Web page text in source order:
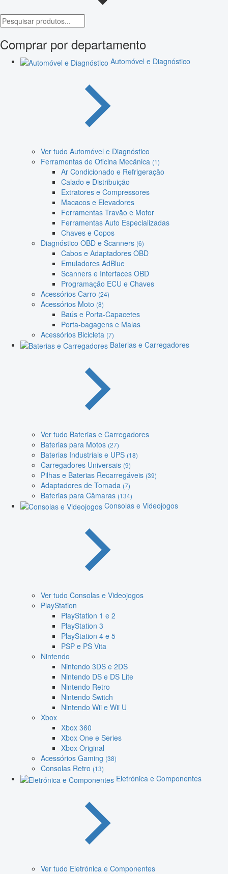
Comprar por departamento
Automóvel e Diagnóstico
Ver tudo Automóvel e Diagnóstico
Ferramentas de Oficina Mecânica (1)
Ar Condicionado e Refrigeração
Calado e Distribuição
Extratores e Compressores
Macacos e Elevadores
Ferramentas Travão e Motor
Ferramentas Auto Especializadas
Chaves e Copos
Diagnóstico OBD e Scanners (6)
Cabos e Adaptadores OBD
Emuladores AdBlue
Scanners e Interfaces OBD
Programação ECU e Chaves
Acessórios Carro (24)
Acessórios Moto (8)
Baús e Porta-Capacetes
Porta-bagagens e Malas
Acessórios Bicicleta (7)
Baterias e Carregadores
Ver tudo Baterias e Carregadores
Baterias para Motos (27)
Baterias Industriais e UPS (18)
Carregadores Universais (9)
Pilhas e Baterias Recarregáveis (39)
Adaptadores de Tomada (7)
Baterias para Câmaras (134)
Consolas e Videojogos
Ver tudo Consolas e Videojogos
PlayStation
PlayStation 1 e 2
PlayStation 3
PlayStation 4 e 5
PSP e PS Vita
Nintendo
Nintendo 3DS e 2DS
Nintendo DS e DS Lite
Nintendo Retro
Nintendo Switch
Nintendo Wii e Wii U
Xbox
Xbox 360
Xbox One e Series
Xbox Original
Acessórios Gaming (38)
Consolas Retro (13)
Eletrónica e Componentes
Ver tudo Eletrónica e Componentes